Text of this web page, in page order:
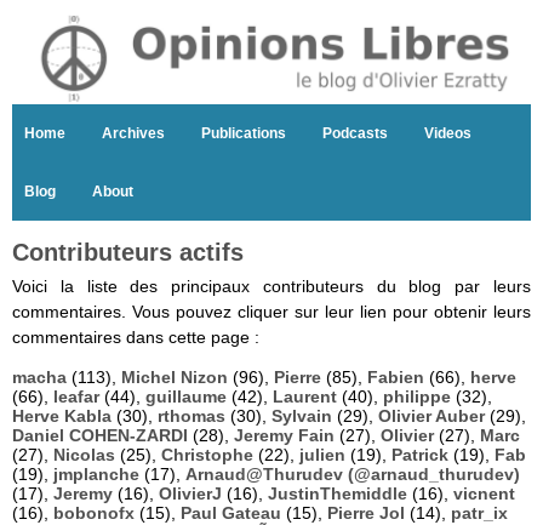
Home Archives Publications Podcasts Videos
Blog About
Contributeurs actifs
Voici la liste des principaux contributeurs du blog par leurs
commentaires. Vous pouvez cliquer sur leur lien pour obtenir leurs
commentaires dans cette page :
macha (113), Michel Nizon (96), Pierre (85), Fabien (66), herve
(66), leafar(44), guillaume (42), Laurent (40), philippe (32),
Herve Kabla (30), rthomas (30), Sylvain (29), Olivier Auber(29),
Daniel COHEN-ZARDI (28), Jeremy Fain (27), Olivier(27), Marc
(27), Nicolas (25), Christophe (22), julien (19), Patrick (19), Fab
(19), jmplanche (17), Arnaud@Thurudev (@arnaud_thurudev)
(17), Jeremy (16), OlivierJ (16), JustinThemiddle (16), vicnent
(16), bobonofx (15), Paul Gateau (15), Pierre Jol (14), patr_ix